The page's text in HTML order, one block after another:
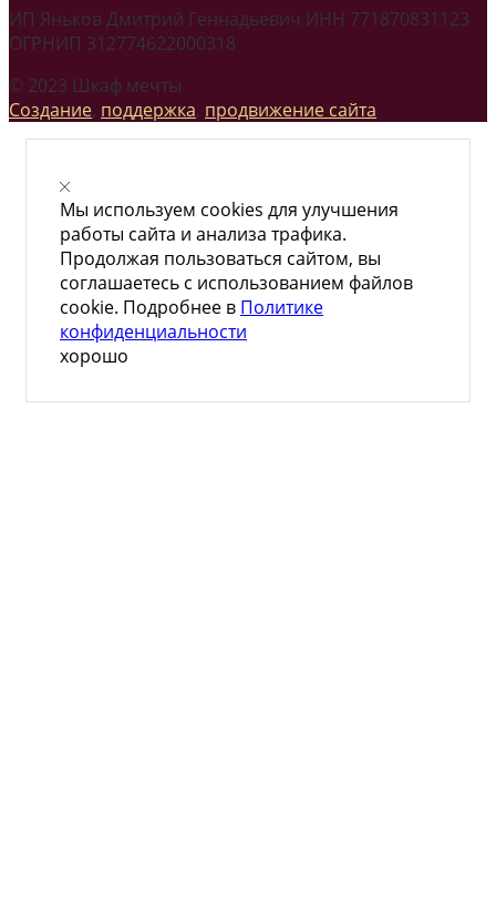
ИП Яньков Дмитрий Геннадьевич ИНН 771870831123
ОГРНИП 312774622000318
© 2023 Шкаф мечты
Создание, поддержка, продвижение сайта
Мы используем cookies для улучшения
работы сайта и анализа трафика.
Продолжая пользоваться сайтом, вы
соглашаетесь с использованием файлов
cookie. Подробнее в Политике
конфиденциальности
хорошо